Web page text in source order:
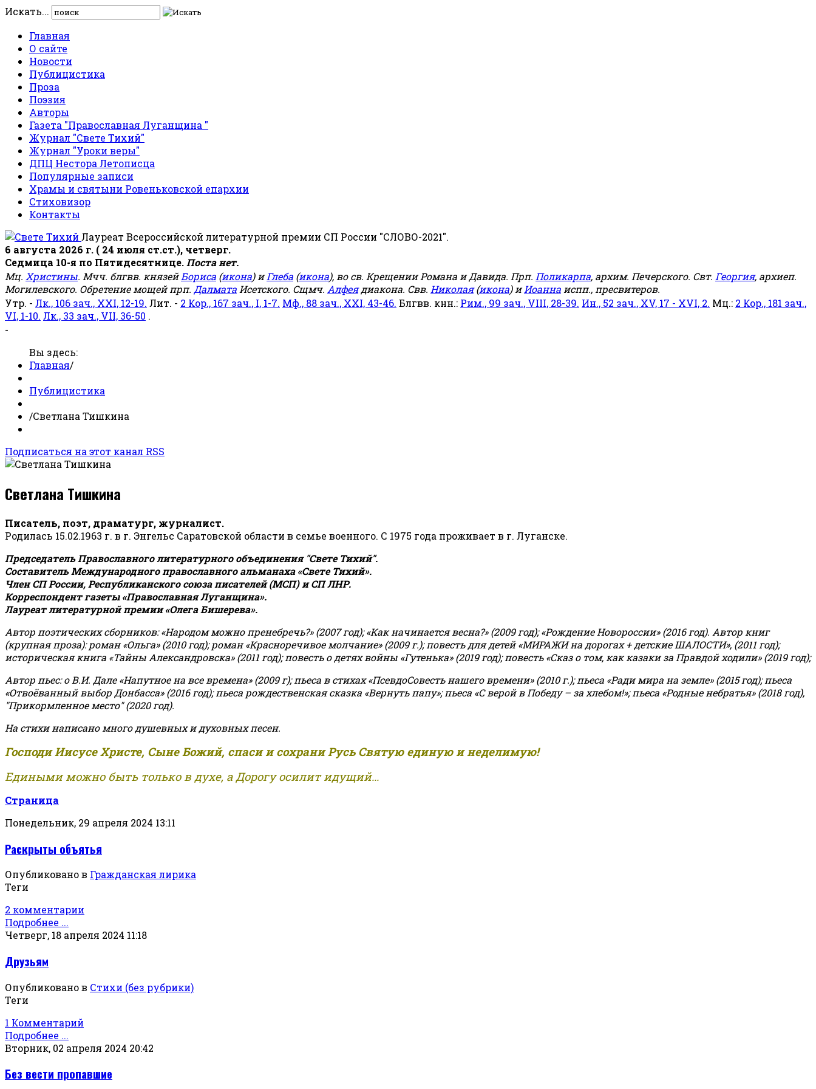
Искать...
Главная
О сайте
Новости
Публицистика
Проза
Поэзия
Авторы
Газета "Православная Луганщина "
Журнал "Свете Тихий"
Журнал "Уроки веры"
ДПЦ Нестора Летописца
Популярные записи
Храмы и святыни Ровеньковской епархии
Стиховизор
Контакты
Лауреат Всероссийской литературной премии СП России "СЛОВО-2021".
6 августа 2026 г. ( 24 июля ст.ст.), четверг.
Седмица 10-я по Пятидесятнице. Поста нет.
Мц. Христины. Мчч. блгвв. князейБориса (икона) иГлеба (икона), во св. Крещении Романа и Давида. Прп. Поликарпа, архим. Печерского. Свт. Георгия, архиеп.
Могилевского. Обретение мощей прп. Далмата Исетского. Сщмч. Алфеядиакона. Свв. Николая(икона) иИоанна испп., пресвитеров.
Утр. - Лк., 106 зач., XXI, 12-19. Лит. - 2 Кор., 167 зач., I, 1-7. Мф., 88 зач., XXI, 43-46. Блгвв. кнн.: Рим., 99 зач., VIII, 28-39. Ин., 52 зач., XV, 17 - XVI, 2. Мц.: 2 Кор., 181 зач.,
VI, 1-10. Лк., 33 зач., VII, 36-50 .
-
Вы здесь:
Главная/
Публицистика
/Светлана Тишкина
Подписаться на этот канал RSS
Светлана Тишкина
Писатель, поэт, драматург, журналист.
Родилась 15.02.1963 г. в г. Энгельс Саратовской области в семье военного. С 1975 года проживает в г. Луганске.
Председатель Православного литературного объединения "Свете Тихий".
Составитель Международного православного альманаха «Свете Тихий».
Член СП России, Республиканского союза писателей (МСП) и СП ЛНР.
Корреспондент газеты «Православная Луганщина».
Лауреат литературной премии «Олега Бишерева».
Автор поэтических сборников: «Народом можно пренебречь?» (2007 год); «Как начинается весна?» (2009 год); «Рождение Новороссии» (2016 год). Автор книг
(крупная проза): роман «Ольга» (2010 год); роман «Красноречивое молчание» (2009 г.); повесть для детей «МИРАЖИ на дорогах + детские ШАЛОСТИ», (2011 год);
историческая книга «Тайны Александровска» (2011 год); повесть о детях войны «Гутенька» (2019 год); повесть «Сказ о том, как казаки за Правдой ходили» (2019 год);
Автор пьес: о В.И. Дале «Напутное на все времена» (2009 г); пьеса в стихах «ПсевдоСовесть нашего времени» (2010 г.); пьеса «Ради мира на земле» (2015 год); пьеса
«Отвоёванный выбор Донбасса» (2016 год); пьеса рождественская сказка «Вернуть папу»; пьеса «С верой в Победу – за хлебом!»;пьеса «Родные небратья» (2018 год),
"Прикормленное место" (2020 год).
На стихи написано много душевных и духовных песен.
Господи Иисусе Христе, Сыне Божий, спаси и сохрани Русь Святую единую и неделимую!
Едиными можно быть только в духе, а Дорогу осилит идущий...
Страница
Понедельник, 29 апреля 2024 13:11
Раскрыты объятья
Опубликовано в Гражданская лирика
Теги
2 комментарии
Подробнее ...
Четверг, 18 апреля 2024 11:18
Друзьям
Опубликовано в Стихи (без рубрики)
Теги
1 Комментарий
Подробнее ...
Вторник, 02 апреля 2024 20:42
Без вести пропавшие